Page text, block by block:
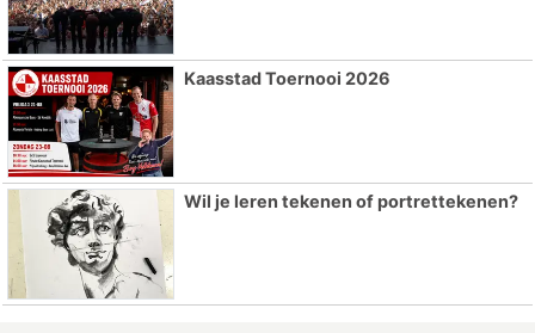
Kaasstad Toernooi 2026
Wil je leren tekenen of portrettekenen?